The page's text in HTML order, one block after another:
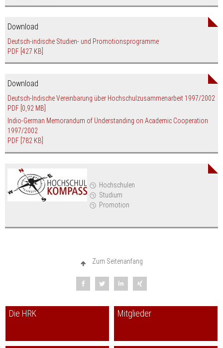
Hochschulen
Studium
Promotion
Download
Deutsch-indische Studien- und Promotionsprogramme
PDF [427 KB]
Download
Deutsch-Indische Vereinbarung über Hochschulzusammenarbeit 1997/2002
PDF [0,92 MB]
Indio-German Memorandum of Understanding on Academic Cooperation
1997/2002
PDF [782 KB]
Zum Seitenanfang
Die HRK Mitglieder